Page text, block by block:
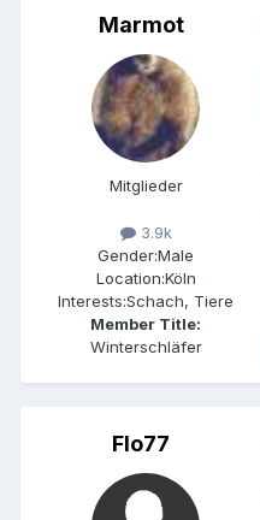
Marmot
Mitglieder
3.9k
Gender:Male
Location:Köln
Interests:Schach, Tiere
Member Title:
Winterschläfer
Flo77